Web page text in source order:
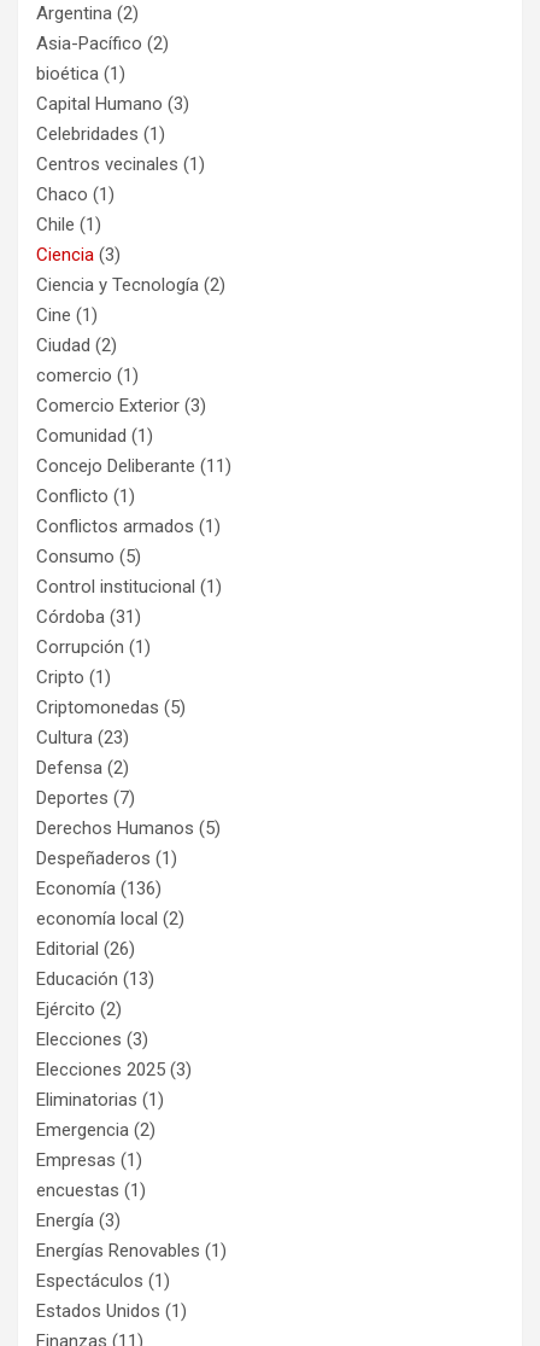
Argentina (2)
Asia-Pacífico (2)
bioética (1)
Capital Humano (3)
Celebridades (1)
Centros vecinales (1)
Chaco (1)
Chile (1)
Ciencia (3)
Ciencia y Tecnología (2)
Cine (1)
Ciudad (2)
comercio (1)
Comercio Exterior (3)
Comunidad (1)
Concejo Deliberante (11)
Conflicto (1)
Conflictos armados (1)
Consumo (5)
Control institucional (1)
Córdoba (31)
Corrupción (1)
Cripto (1)
Criptomonedas (5)
Cultura (23)
Defensa (2)
Deportes (7)
Derechos Humanos (5)
Despeñaderos (1)
Economía (136)
economía local (2)
Editorial (26)
Educación (13)
Ejército (2)
Elecciones (3)
Elecciones 2025 (3)
Eliminatorias (1)
Emergencia (2)
Empresas (1)
encuestas (1)
Energía (3)
Energías Renovables (1)
Espectáculos (1)
Estados Unidos (1)
Finanzas (11)